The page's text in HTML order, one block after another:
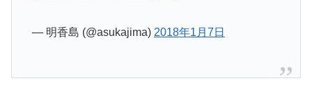
— 明香島 (@asukajima) 2018年1月7日